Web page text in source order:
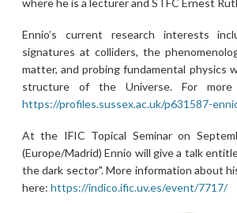
where he is a lecturer and STFC Ernest
Ennio’s current research interests
signatures at colliders, the
matter, and probing fundamental physics
structure of the Universe. For more
https://profiles.sussex.ac.uk/p631587-
At the IFIC Topical Seminar on
(Europe/Madrid) Ennio will give a talk
the dark sector". More information about
here: https://indico.ific.uv.es/event/7717/